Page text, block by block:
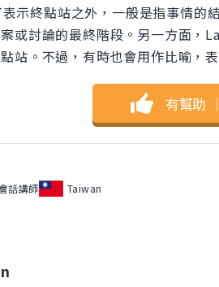
示終點站之外，一般是指事情的
或討論的最終階段。另一方面，
站。不過，有時也會用作比喻，
有幫助 ｜
話講師
Taiwan